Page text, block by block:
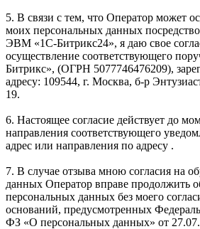
5. В связи с тем, что Оператор может
моих персональных данных
ЭВМ «1С-Битрикс24», я даю свое
осуществление соответствующего
Битрикс», (ОГРН 5077746476209),
адресу: 109544, г. Москва, б-р
19.
6. Настоящее согласие действует до
направления соответствующего
адрес или направления по адресу .
7. В случае отзыва мною согласия на
данных Оператор вправе продолжить
персональных данных без моего
оснований, предусмотренных
ФЗ «О персональных данных» от